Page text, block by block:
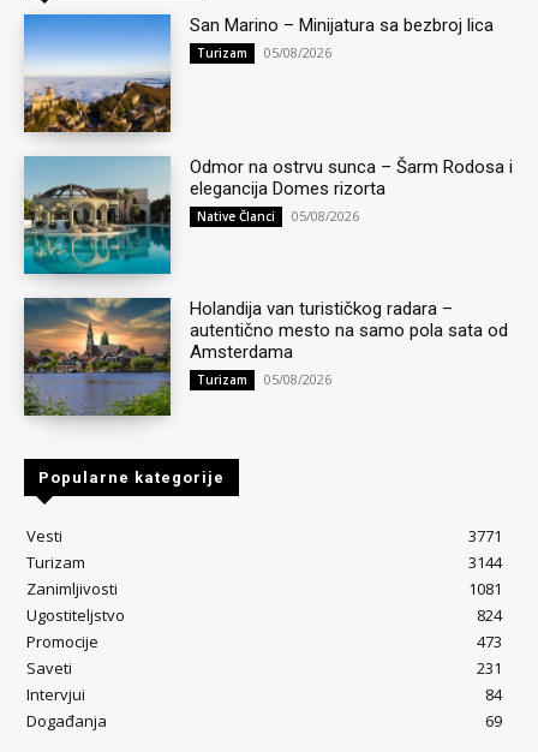
San Marino – Minijatura sa bezbroj lica
Turizam 05/08/2026
Odmor na ostrvu sunca – Šarm Rodosa i
elegancija Domes rizorta
Native Članci 05/08/2026
Holandija van turističkog radara –
autentično mesto na samo pola sata od
Amsterdama
Turizam 05/08/2026
Popularne kategorije
Vesti
3771
Turizam
3144
Zanimljivosti
1081
Ugostiteljstvo
824
Promocije
473
Saveti
231
Intervjui
84
Događanja
69